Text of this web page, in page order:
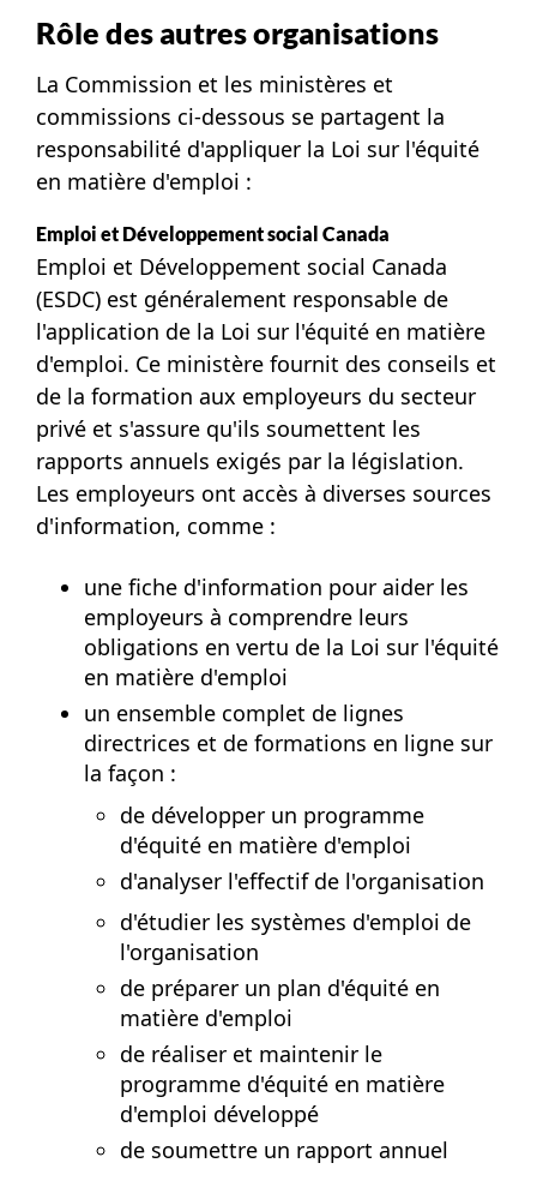
Rôle des autres organisations
La Commission et les ministères et
commissions ci-dessous se partagent la
responsabilité d'appliquer la Loi sur l'équité
en matière d'emploi :
Emploi et Développement social Canada
Emploi et Développement social Canada
(ESDC) est généralement responsable de
l'application de la Loi sur l'équité en matière
d'emploi. Ce ministère fournit des conseils et
de la formation aux employeurs du secteur
privé et s'assure qu'ils soumettent les
rapports annuels exigés par la législation.
Les employeurs ont accès à diverses sources
d'information, comme :
une fiche d'information pour aider les
employeurs à comprendre leurs
obligations en vertu de la Loi sur l'équité
en matière d'emploi
un ensemble complet de lignes
directrices et de formations en ligne sur
la façon :
de développer un programme
d'équité en matière d'emploi
d'analyser l'effectif de l'organisation
d'étudier les systèmes d'emploi de
l'organisation
de préparer un plan d'équité en
matière d'emploi
de réaliser et maintenir le
programme d'équité en matière
d'emploi développé
de soumettre un rapport annuel